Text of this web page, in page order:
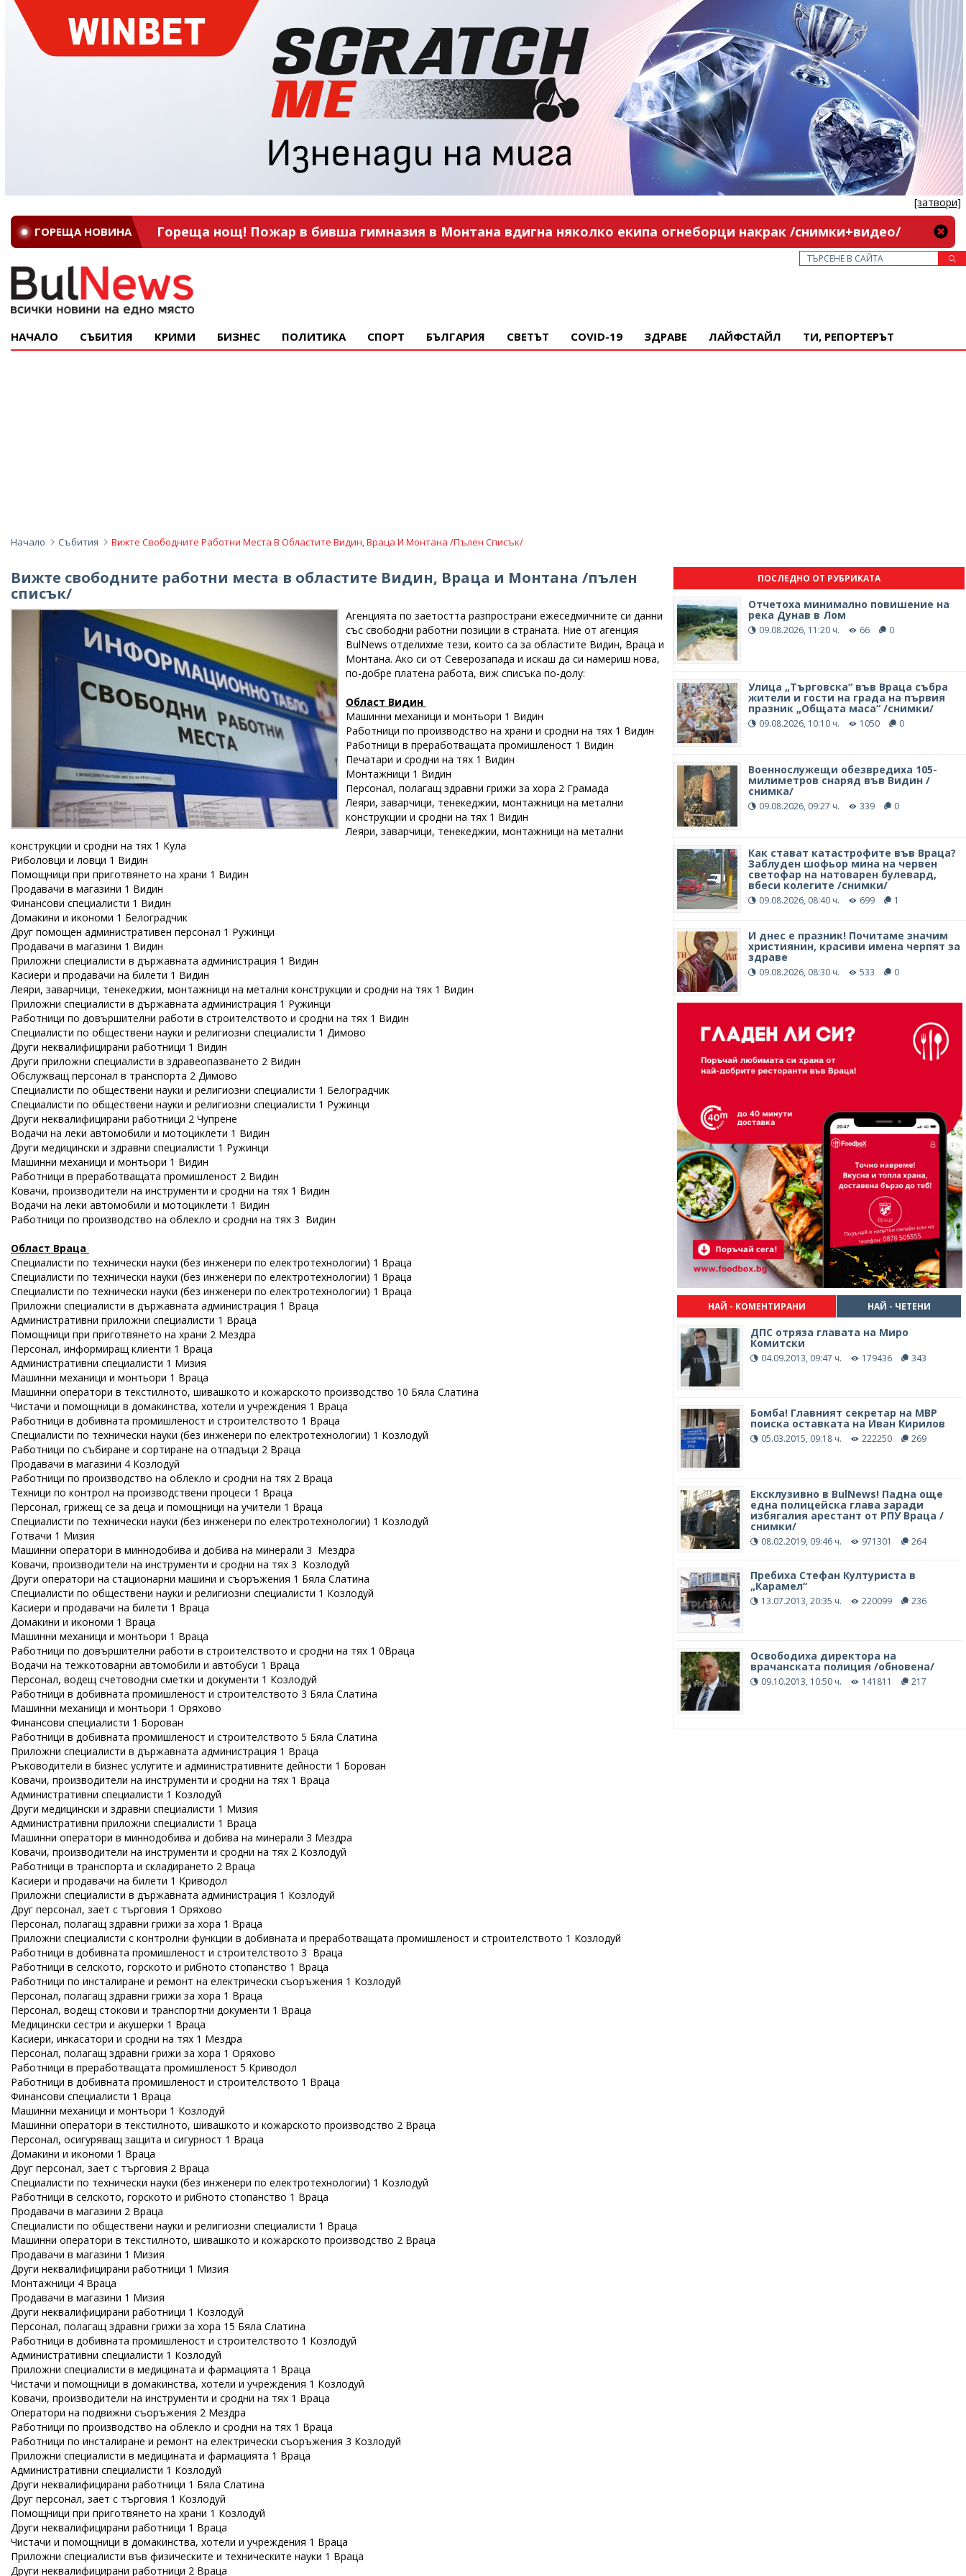
[затвори]
ГОРЕЩА НОВИНА Гореща нощ! Пожар в бивша гимназия в Монтана вдигна няколко екипа огнеборци накрак /снимки+видео/
НАЧАЛО СЪБИТИЯ КРИМИ БИЗНЕС ПОЛИТИКА СПОРТ БЪЛГАРИЯ СВЕТЪТ COVID-19 ЗДРАВЕ ЛАЙФСТАЙЛ ТИ, РЕПОРТЕРЪТ
Начало Събития Вижте Свободните Работни Места В Областите Видин, Враца И Монтана /пълен Списък/
Вижте свободните работни места в областите Видин, Враца и Монтана /пълен
списък/
Агенцията по заетостта разпространи ежеседмичните си данни
със свободни работни позиции в страната. Ние от агенция
BulNews отделихме тези, които са за областите Видин, Враца и
Монтана. Ако си от Северозапада и искаш да си намериш нова,
по-добре платена работа, виж списъка по-долу:
Област Видин
Машинни механици и монтьори 1 Видин
Работници по производство на храни и сродни на тях 1 Видин
Работници в преработващата промишленост 1 Видин
Печатари и сродни на тях 1 Видин
Монтажници 1 Видин
Персонал, полагащ здравни грижи за хора 2 Грамада
Леяри, заварчици, тенекеджии, монтажници на метални
конструкции и сродни на тях 1 Видин
Леяри, заварчици, тенекеджии, монтажници на метални
конструкции и сродни на тях 1 Кула
Риболовци и ловци 1 Видин
Помощници при приготвянето на храни 1 Видин
Продавачи в магазини 1 Видин
Финансови специалисти 1 Видин
Домакини и икономи 1 Белоградчик
Друг помощен административен персонал 1 Ружинци
Продавачи в магазини 1 Видин
Приложни специалисти в държавната администрация 1 Видин
Касиери и продавачи на билети 1 Видин
Леяри, заварчици, тенекеджии, монтажници на метални конструкции и сродни на тях 1 Видин
Приложни специалисти в държавната администрация 1 Ружинци
Работници по довършителни работи в строителството и сродни на тях 1 Видин
Специалисти по обществени науки и религиозни специалисти 1 Димово
Други неквалифицирани работници 1 Видин
Други приложни специалисти в здравеопазването 2 Видин
Обслужващ персонал в транспорта 2 Димово
Специалисти по обществени науки и религиозни специалисти 1 Белоградчик
Специалисти по обществени науки и религиозни специалисти 1 Ружинци
Други неквалифицирани работници 2 Чупрене
Водачи на леки автомобили и мотоциклети 1 Видин
Други медицински и здравни специалисти 1 Ружинци
Машинни механици и монтьори 1 Видин
Работници в преработващата промишленост 2 Видин
Ковачи, производители на инструменти и сродни на тях 1 Видин
Водачи на леки автомобили и мотоциклети 1 Видин
Работници по производство на облекло и сродни на тях 3 Видин
Област Враца
Специалисти по технически науки (без инженери по електротехнологии) 1 Враца
Специалисти по технически науки (без инженери по електротехнологии) 1 Враца
Специалисти по технически науки (без инженери по електротехнологии) 1 Враца
Приложни специалисти в държавната администрация 1 Враца
Административни приложни специалисти 1 Враца
Помощници при приготвянето на храни 2 Мездра
Персонал, информиращ клиенти 1 Враца
Административни специалисти 1 Мизия
Машинни механици и монтьори 1 Враца
Машинни оператори в текстилното, шивашкото и кожарското производство 10 Бяла Слатина
Чистачи и помощници в домакинства, хотели и учреждения 1 Враца
Работници в добивната промишленост и строителството 1 Враца
Специалисти по технически науки (без инженери по електротехнологии) 1 Козлодуй
Работници по събиране и сортиране на отпадъци 2 Враца
Продавачи в магазини 4 Козлодуй
Работници по производство на облекло и сродни на тях 2 Враца
Техници по контрол на производствени процеси 1 Враца
Персонал, грижещ се за деца и помощници на учители 1 Враца
Специалисти по технически науки (без инженери по електротехнологии) 1 Козлодуй
Готвачи 1 Мизия
Машинни оператори в миннодобива и добива на минерали 3 Мездра
Ковачи, производители на инструменти и сродни на тях 3 Козлодуй
Други оператори на стационарни машини и съоръжения 1 Бяла Слатина
Специалисти по обществени науки и религиозни специалисти 1 Козлодуй
Касиери и продавачи на билети 1 Враца
Домакини и икономи 1 Враца
Машинни механици и монтьори 1 Враца
Работници по довършителни работи в строителството и сродни на тях 1 0Враца
Водачи на тежкотоварни автомобили и автобуси 1 Враца
Персонал, водещ счетоводни сметки и документи 1 Козлодуй
Работници в добивната промишленост и строителството 3 Бяла Слатина
Машинни механици и монтьори 1 Оряхово
Финансови специалисти 1 Борован
Работници в добивната промишленост и строителството 5 Бяла Слатина
Приложни специалисти в държавната администрация 1 Враца
Ръководители в бизнес услугите и административните дейности 1 Борован
Ковачи, производители на инструменти и сродни на тях 1 Враца
Административни специалисти 1 Козлодуй
Други медицински и здравни специалисти 1 Мизия
Административни приложни специалисти 1 Враца
Машинни оператори в миннодобива и добива на минерали 3 Мездра
Ковачи, производители на инструменти и сродни на тях 2 Козлодуй
Работници в транспорта и складирането 2 Враца
Касиери и продавачи на билети 1 Криводол
Приложни специалисти в държавната администрация 1 Козлодуй
Друг персонал, зает с търговия 1 Оряхово
Персонал, полагащ здравни грижи за хора 1 Враца
Приложни специалисти с контролни функции в добивната и преработващата промишленост и строителството 1 Козлодуй
Работници в добивната промишленост и строителството 3 Враца
Работници в селското, горското и рибното стопанство 1 Враца
Работници по инсталиране и ремонт на електрически съоръжения 1 Козлодуй
Персонал, полагащ здравни грижи за хора 1 Враца
Персонал, водещ стокови и транспортни документи 1 Враца
Медицински сестри и акушерки 1 Враца
Касиери, инкасатори и сродни на тях 1 Мездра
Персонал, полагащ здравни грижи за хора 1 Оряхово
Работници в преработващата промишленост 5 Криводол
Работници в добивната промишленост и строителството 1 Враца
Финансови специалисти 1 Враца
Машинни механици и монтьори 1 Козлодуй
Машинни оператори в текстилното, шивашкото и кожарското производство 2 Враца
Персонал, осигуряващ защита и сигурност 1 Враца
Домакини и икономи 1 Враца
Друг персонал, зает с търговия 2 Враца
Специалисти по технически науки (без инженери по електротехнологии) 1 Козлодуй
Работници в селското, горското и рибното стопанство 1 Враца
Продавачи в магазини 2 Враца
Специалисти по обществени науки и религиозни специалисти 1 Враца
Машинни оператори в текстилното, шивашкото и кожарското производство 2 Враца
Продавачи в магазини 1 Мизия
Други неквалифицирани работници 1 Мизия
Монтажници 4 Враца
Продавачи в магазини 1 Мизия
Други неквалифицирани работници 1 Козлодуй
Персонал, полагащ здравни грижи за хора 15 Бяла Слатина
Работници в добивната промишленост и строителството 1 Козлодуй
Административни специалисти 1 Козлодуй
Приложни специалисти в медицината и фармацията 1 Враца
Чистачи и помощници в домакинства, хотели и учреждения 1 Козлодуй
Ковачи, производители на инструменти и сродни на тях 1 Враца
Оператори на подвижни съоръжения 2 Мездра
Работници по производство на облекло и сродни на тях 1 Враца
Работници по инсталиране и ремонт на електрически съоръжения 3 Козлодуй
Приложни специалисти в медицината и фармацията 1 Враца
Административни специалисти 1 Козлодуй
Други неквалифицирани работници 1 Бяла Слатина
Друг персонал, зает с търговия 1 Козлодуй
Помощници при приготвянето на храни 1 Козлодуй
Други неквалифицирани работници 1 Враца
Чистачи и помощници в домакинства, хотели и учреждения 1 Враца
Приложни специалисти във физическите и техническите науки 1 Враца
Други неквалифицирани работници 2 Враца
ПОСЛЕДНО ОТ РУБРИКАТА
Отчетоха минимално повишение на
река Дунав в Лом
09.08.2026, 11:20 ч. 66 0
Улица „Търговска“ във Враца събра
жители и гости на града на първия
празник „Общата маса“ /снимки/
09.08.2026, 10:10 ч. 1050 0
Военнослужещи обезвредиха 105-
милиметров снаряд във Видин /
снимка/
09.08.2026, 09:27 ч. 339 0
Как стават катастрофите във Враца?
Заблуден шофьор мина на червен
светофар на натоварен булевард,
вбеси колегите /снимки/
09.08.2026, 08:40 ч. 699 1
И днес е празник! Почитаме значим
християнин, красиви имена черпят за
здраве
09.08.2026, 08:30 ч. 533 0
НАЙ - КОМЕНТИРАНИ НАЙ - ЧЕТЕНИ
ДПС отряза главата на Миро
Комитски
04.09.2013, 09:47 ч. 179436 343
Бомба! Главният секретар на МВР
поиска оставката на Иван Кирилов
05.03.2015, 09:18 ч. 222250 269
Ексклузивно в BulNews! Падна още
една полицейска глава заради
избягалия арестант от РПУ Враца /
снимки/
08.02.2019, 09:46 ч. 971301 264
Пребиха Стефан Културиста в
„Карамел“
13.07.2013, 20:35 ч. 220099 236
Освободиха директора на
врачанската полиция /обновена/
09.10.2013, 10:50 ч. 141811 217